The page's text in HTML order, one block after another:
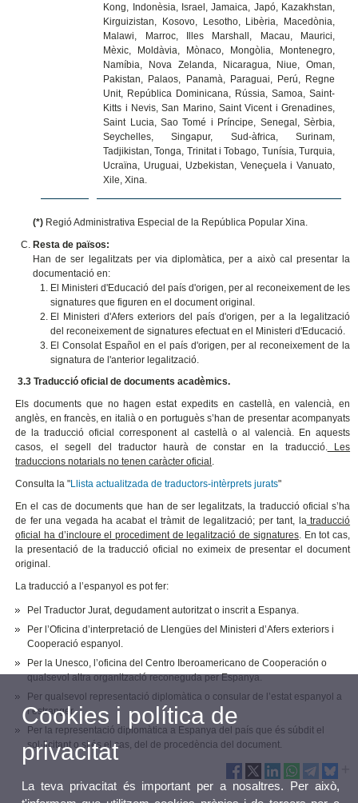
Kong, Indonèsia, Israel, Jamaica, Japó, Kazakhstan,
Kirguizistan, Kosovo, Lesotho, Libèria, Macedònia,
Malawi, Marroc, Illes Marshall, Macau, Maurici,
Mèxic, Moldàvia, Mònaco, Mongòlia, Montenegro,
Namíbia, Nova Zelanda, Nicaragua, Niue, Oman,
Pakistan, Palaos, Panamà, Paraguai, Perú, Regne
Unit, República Dominicana, Rússia, Samoa, Saint-
Kitts i Nevis, San Marino, Saint Vicent i Grenadines,
Saint Lucia, Sao Tomé i Príncipe, Senegal, Sèrbia,
Seychelles, Singapur, Sud-àfrica, Surinam,
Tadjikistan, Tonga, Trinitat i Tobago, Tunísia, Turquia,
Ucraïna, Uruguai, Uzbekistan, Veneçuela i Vanuato,
Xile, Xina.
(*) Regió Administrativa Especial de la República Popular Xina.
Resta de països:
Han de ser legalitzats per via diplomàtica, per a això cal presentar la
documentació en:
El Ministeri d'Educació del país d'origen, per al reconeixement de les
signatures que figuren en el document original.
El Ministeri d'Afers exteriors del país d'origen, per a la legalització
del reconeixement de signatures efectuat en el Ministeri d'Educació.
El Consolat Español en el país d'origen, per al reconeixement de la
signatura de l'anterior legalització.
3.3 Traducció oficial de documents acadèmics.
Els documents que no hagen estat expedits en castellà, en valencià, en
anglès, en francès, en italià o en portuguès s’han de presentar acompanyats
de la traducció oficial corresponent al castellà o al valencià. En aquests
casos, el segell del traductor haurà de constar en la traducció.
Les
traduccions notarials no tenen caràcter oficial
Consulta la "Llista actualitzada de traductors-intèrprets jurats"
En el cas de documents que han de ser legalitzats, la traducció oficial s’ha
de fer una vegada ha acabat el tràmit de legalització; per tant, la traducció
oficial ha d’incloure el procediment de legalització de signatures. En tot cas,
la presentació de la traducció oficial no eximeix de presentar el document
original.
La traducció a l’espanyol es pot fer:
Pel Traductor Jurat, degudament autoritzat o inscrit a Espanya.
Per l’Oficina d’interpretació de Llengües del Ministeri d’Afers exteriors i
Cooperació espanyol.
Per la Unesco, l’oficina del Centro Iberoamericano de Cooperación o
qualsevol altra organització reconeguda per Espanya.
Per qualsevol representació diplomàtica o consular de l’estat espanyol a
l’estranger.
Per la representació diplomàtica a Espanya del país que és súbdit el
sol·licitant o,si és el cas, del de procedència del document.
Cookies i política de
privacitat
La teva privacitat és important per a nosaltres. Per això,